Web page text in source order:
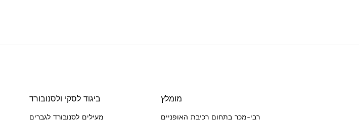
ביגוד לסקי ולסנובורד
מעילים לסנובורד לגברים
מומלץ
רבי-מכר בתחום רכיבת האופניים